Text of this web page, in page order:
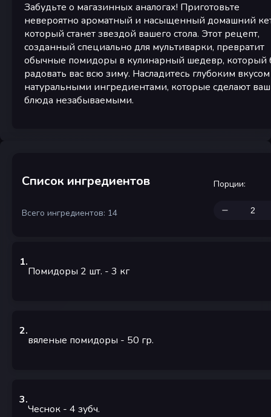
Забудьте о магазинных аналогах! Приготовьте
невероятно ароматный и насыщенный домашний
который станет звездой вашего стола. Этот рецепт,
созданный специально для мультиварки, превратит
обычные помидоры в кулинарный шедевр, который
радовать вас всю зиму. Насладитесь глубоким
натуральными ингредиентами, которые сделают
блюда незабываемыми.
Список ингредиентов
Всего ингредиентов: 14
Порции:
1.
Помидоры 2 шт. - 3 кг
2.
вяленые помидоры - 50 гр.
3.
Чеснок - 4 зубч.